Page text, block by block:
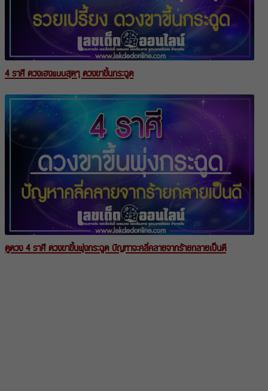
4 ราศี ดวงเฮงแบบสุดๆ ดวงขาขึ้นกระฉูด
ดูดวง 4 ราศี ดวงขาขึ้นพุ่งกระฉูด ปัญหาจะคลี่คลายจากร้ายกลายเป็นดี